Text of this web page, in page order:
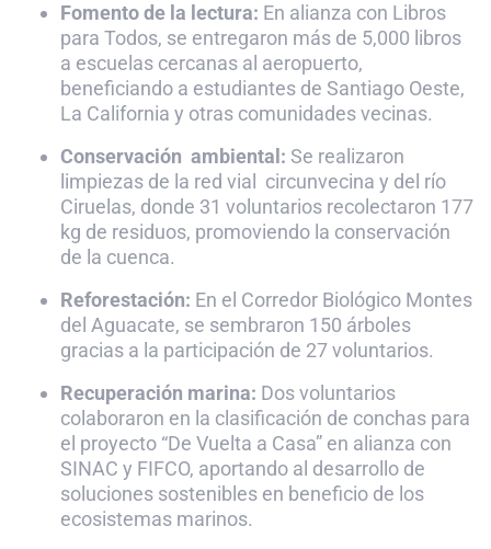
Fomento de la lectura: En alianza con Libros
para Todos, se entregaron más de 5,000 libros
a escuelas cercanas al aeropuerto,
beneficiando a estudiantes de Santiago Oeste,
La California y otras comunidades vecinas.
Conservación ambiental: Se realizaron
limpiezas de la red vial circunvecina y del río
Ciruelas, donde 31 voluntarios recolectaron 177
kg de residuos, promoviendo la conservación
de la cuenca.
Reforestación: En el Corredor Biológico Montes
del Aguacate, se sembraron 150 árboles
gracias a la participación de 27 voluntarios.
Recuperación marina: Dos voluntarios
colaboraron en la clasificación de conchas para
el proyecto “De Vuelta a Casa” en alianza con
SINAC y FIFCO, aportando al desarrollo de
soluciones sostenibles en beneficio de los
ecosistemas marinos.